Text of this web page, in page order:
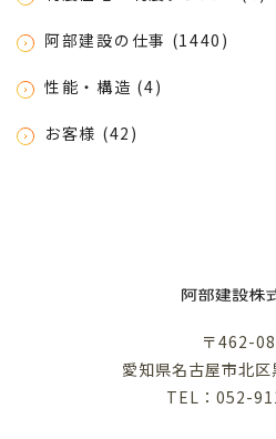
阿部建設の仕事 (1440)
性能・構造 (4)
お客様 (42)
〒462-
愛知県名古屋市北
TEL：052-